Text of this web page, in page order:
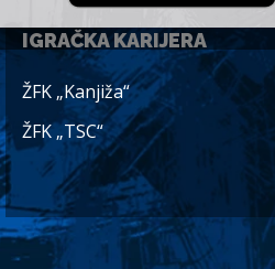
IGRAČKA KARIJERA
ŽFK „Kanjiža“
ŽFK „TSC“